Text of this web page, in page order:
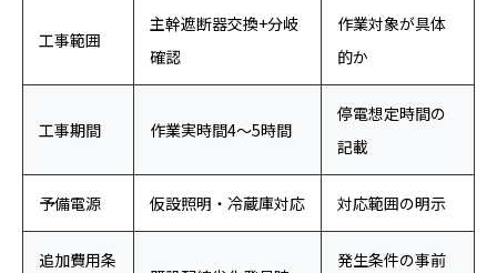
工事範囲
主幹遮断器交換+分岐
確認
作業対象が具体
的か
工事期間 作業実時間4〜5時間
停電想定時間の
記載
予備電源 仮設照明・冷蔵庫対応 対応範囲の明示
追加費用条
発生条件の事前